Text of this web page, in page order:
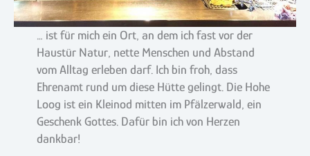
… ist für mich ein Ort, an dem ich fast vor der
Haustür Natur, nette Menschen und Abstand
vom Alltag erleben darf. Ich bin froh, dass
Ehrenamt rund um diese Hütte gelingt. Die Hohe
Loog ist ein Kleinod mitten im Pfälzerwald, ein
Geschenk Gottes. Dafür bin ich von Herzen
dankbar!